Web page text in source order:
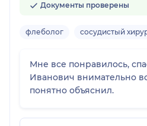
Документы проверены
флеболог сосудистый
Мне все понравилось,
Иванович внимательно
понятно объяснил.